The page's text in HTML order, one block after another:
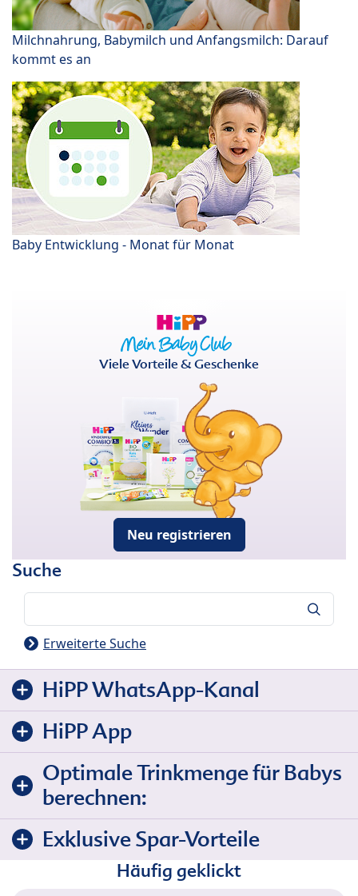
Milchnahrung, Babymilch und Anfangsmilch: Darauf
kommt es an
Baby Entwicklung - Monat für Monat
Viele Vorteile & Geschenke
Neu registrieren
Suche
Erweiterte Suche
HiPP WhatsApp-Kanal
HiPP App
Optimale Trinkmenge für Babys
berechnen:
Exklusive Spar-Vorteile
Häufig geklickt